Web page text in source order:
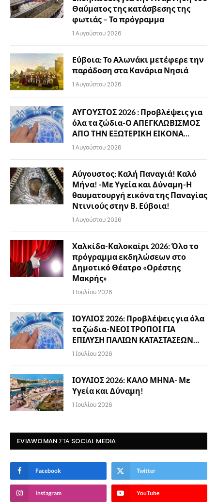
Θαύματος της κατάσβεσης της
φωτιάς – Το πρόγραμμα
1 Αυγούστου 2026
Εύβοια: Το Αλωνάκι μετέφερε την
παράδοση στα Κανάρια Νησιά
1 Αυγούστου 2026
ΑΥΓΟΥΣΤΟΣ 2026 : Προβλέψεις για
όλα τα ζώδια-Ο ΑΠΕΓΚΛΩΒΙΣΜΟΣ
ΑΠΟ ΤΗΝ ΕΞΩΤΕΡΙΚΗ ΕΙΚΟΝΑ…
1 Αυγούστου 2026
Αύγουστος: Καλή Παναγιά! Καλό
Μήνα! -Με Υγεία και Δύναμη-Η
θαυματουργή εικόνα της Παναγίας
Ντινιούς στην Β. Εύβοια!
1 Αυγούστου 2026
Χαλκίδα-Καλοκαίρι 2026: Όλο το
πρόγραμμα εκδηλώσεων στο
Δημοτικό Θέατρο «Ορέστης
Μακρής»
1 Ιουλίου 2026
ΙΟΥΛΙΟΣ 2026: Προβλέψεις για όλα
τα ζώδια-ΝΕΟΙ ΤΡΟΠΟΙ ΓΙΑ
ΕΠΙΛΥΣΗ ΠΑΛΙΩΝ ΚΑΤΑΣΤΑΣΕΩΝ…
1 Ιουλίου 2026
ΙΟΥΛΙΟΣ 2026: ΚΑΛΟ ΜΗΝΑ- Με
Υγεία και Δύναμη!
1 Ιουλίου 2026
EVIAWOMAN ΣΤΑ SOCIAL MEDIA
Facebook Twitter
Instagram YouTube